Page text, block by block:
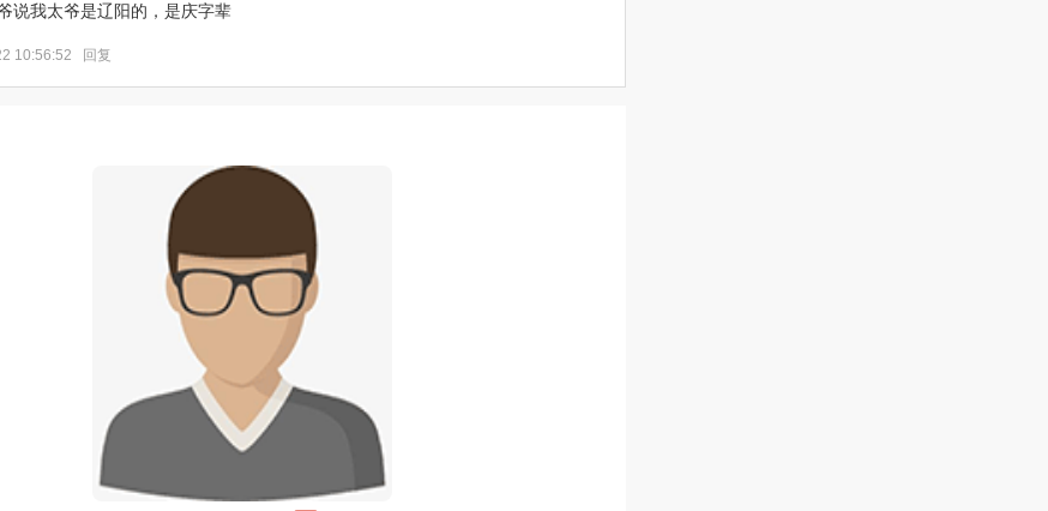
说我太爷是辽阳的，是庆字辈
10:56:52 回复